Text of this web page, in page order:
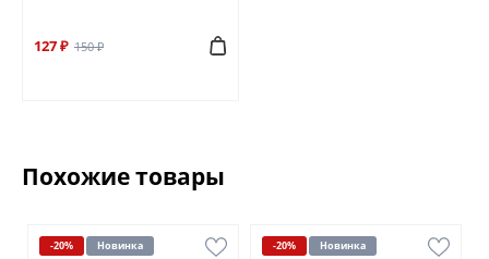
127 ₽ 150 ₽
Похожие товары
-20% Новинка -20% Новинка